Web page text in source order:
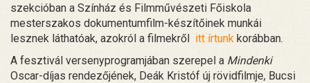
szekcióban a Színház és Filmművészeti Főiskola
mesterszakos dokumentumfilm-készítőinek munkái
lesznek láthatóak, azokról a filmekről itt írtunk korábban.
A fesztivál versenyprogramjában szerepel a Mindenki
Oscar-díjas rendezőjének, Deák Kristóf új rövidfilmje, Bucsi